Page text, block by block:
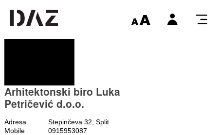
Arhitektonski biro Luka
Petričević d.o.o.
Adresa
Stepinčeva 32, Split
Mobile
0915953087